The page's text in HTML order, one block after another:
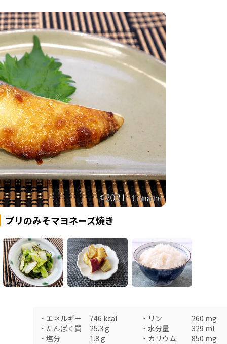
ブリのみそマヨネーズ焼き
・ エネルギー 746 kcal ・ リン 260 mg
・ たんぱく質 25.3 g ・ 水分量 329 ml
・ 塩分 1.8 g ・ カリウム 850 mg